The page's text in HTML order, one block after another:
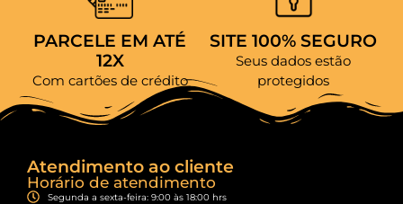
PARCELE EM ATÉ
12X
Com cartões de crédito
SITE 100% SEGURO
Seus dados estão
protegidos
Atendimento ao cliente
Horário de atendimento
Segunda a sexta-feira: 9:00 às 18:00 hrs